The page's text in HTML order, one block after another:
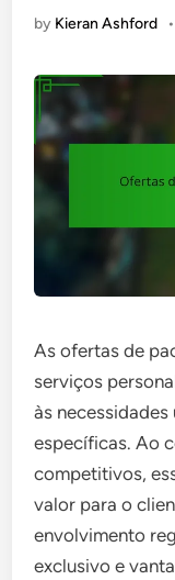
by Kieran Ashford •
As ofertas de
serviços
às
específicas. Ao
competitivos,
valor para o
envolvimento
exclusivo e